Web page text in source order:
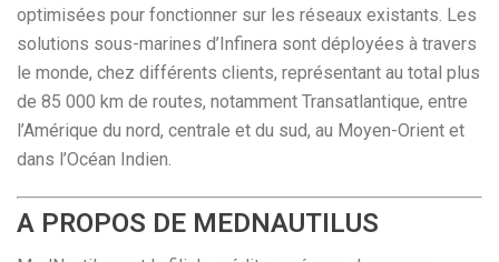
optimisées pour fonctionner sur les réseaux existants. Les
solutions sous-marines d’Infinera sont déployées à travers
le monde, chez différents clients, représentant au total plus
de 85 000 km de routes, notamment Transatlantique, entre
l’Amérique du nord, centrale et du sud, au Moyen-Orient et
dans l’Océan Indien.
A PROPOS DE MEDNAUTILUS